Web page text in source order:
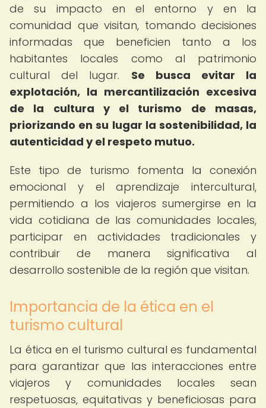
de su impacto en el entorno y en la
comunidad que visitan, tomando decisiones
informadas que beneficien tanto a los
habitantes locales como al patrimonio
cultural del lugar. Se busca evitar la
explotación, la mercantilización excesiva
de la cultura y el turismo de masas,
priorizando en su lugar la sostenibilidad, la
autenticidad y el respeto mutuo.
Este tipo de turismo fomenta la conexión
emocional y el aprendizaje intercultural,
permitiendo a los viajeros sumergirse en la
vida cotidiana de las comunidades locales,
participar en actividades tradicionales y
contribuir de manera significativa al
desarrollo sostenible de la región que visitan.
Importancia de la ética en el
turismo cultural
La ética en el turismo cultural es fundamental
para garantizar que las interacciones entre
viajeros y comunidades locales sean
respetuosas, equitativas y beneficiosas para